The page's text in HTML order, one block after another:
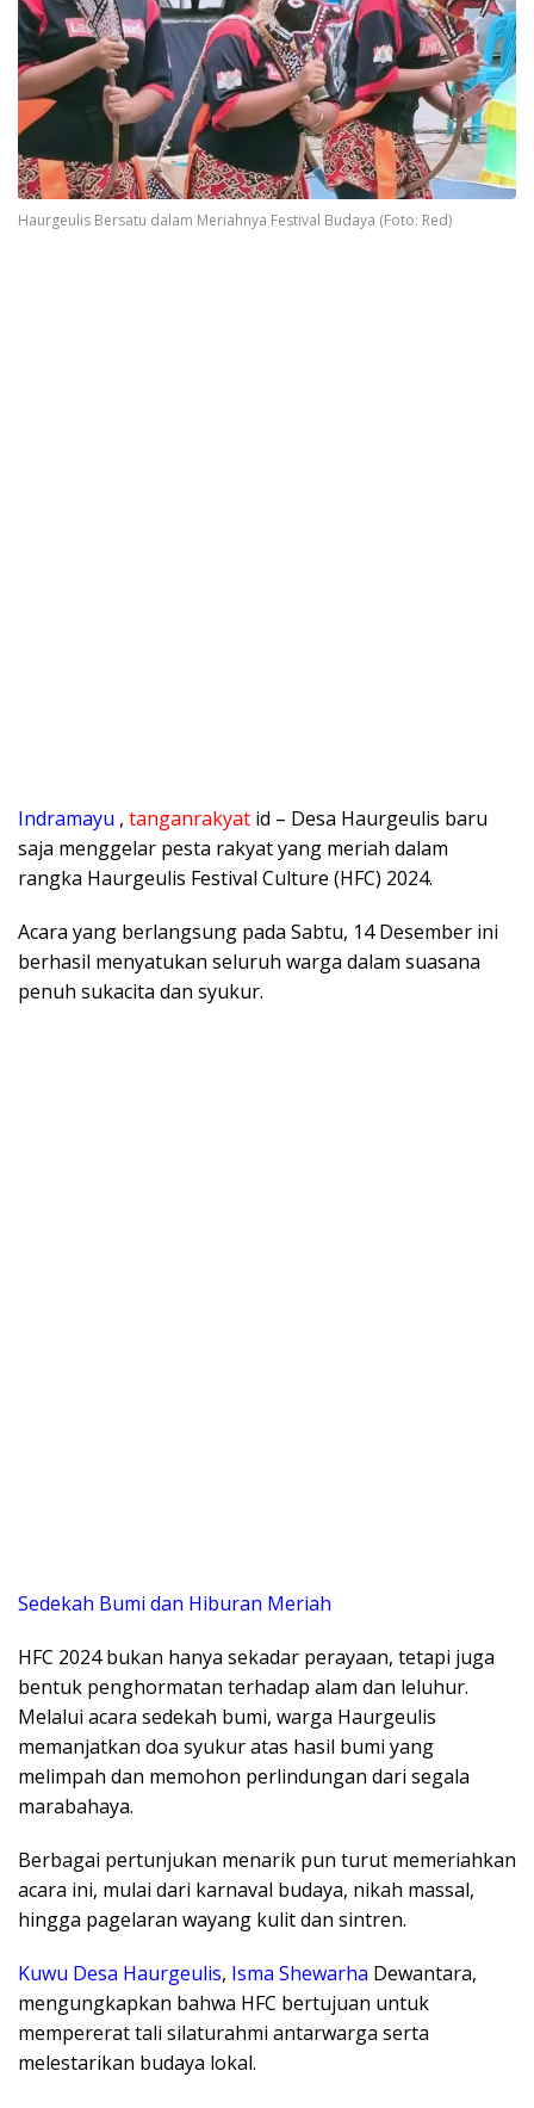
Haurgeulis Bersatu dalam Meriahnya Festival Budaya (Foto: Red)
Indramayu , tanganrakyat id – Desa Haurgeulis baru
saja menggelar pesta rakyat yang meriah dalam
rangka Haurgeulis Festival Culture (HFC) 2024.
Acara yang berlangsung pada Sabtu, 14 Desember ini
berhasil menyatukan seluruh warga dalam suasana
penuh sukacita dan syukur.
Sedekah Bumi dan Hiburan Meriah
HFC 2024 bukan hanya sekadar perayaan, tetapi juga
bentuk penghormatan terhadap alam dan leluhur.
Melalui acara sedekah bumi, warga Haurgeulis
memanjatkan doa syukur atas hasil bumi yang
melimpah dan memohon perlindungan dari segala
marabahaya.
Berbagai pertunjukan menarik pun turut memeriahkan
acara ini, mulai dari karnaval budaya, nikah massal,
hingga pagelaran wayang kulit dan sintren.
Kuwu Desa Haurgeulis, Isma Shewarha Dewantara,
mengungkapkan bahwa HFC bertujuan untuk
mempererat tali silaturahmi antarwarga serta
melestarikan budaya lokal.